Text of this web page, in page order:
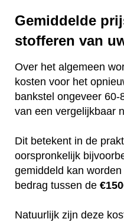
Gemiddelde
stofferen van
Over het algemeen
kosten voor het
bankstel ongeveer
van een vergelijkbaar
Dit betekent in de
oorspronkelijk
gemiddeld kan
bedrag tussen de
Natuurlijk zijn deze